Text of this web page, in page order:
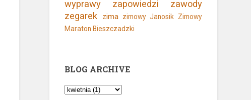
wyprawy zapowiedzi
zawody
zegarek
zima zimowy Janosik Zimowy
Maraton Bieszczadzki
BLOG ARCHIVE